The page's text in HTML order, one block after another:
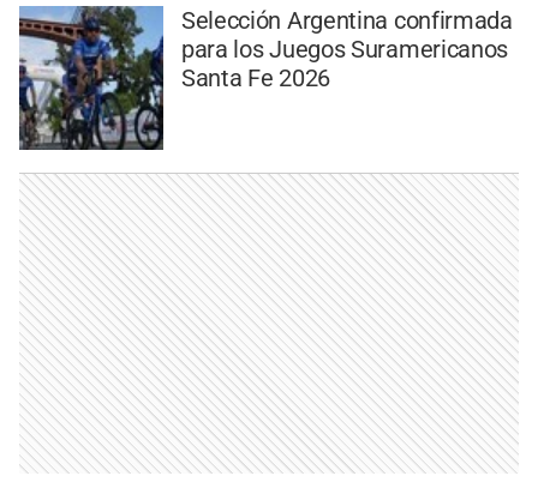
Selección Argentina confirmada
para los Juegos Suramericanos
Santa Fe 2026